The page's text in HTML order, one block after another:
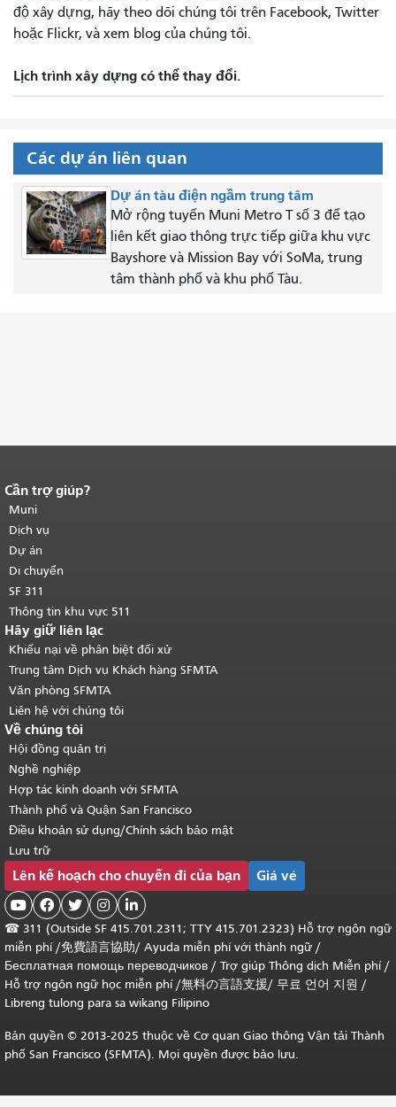
độ xây dựng, hãy theo dõi chúng tôi trên Facebook, Twitter
hoặc Flickr, và xem blog của chúng tôi.
Lịch trình xây dựng có thể thay đổi.
Các dự án liên quan
Dự án tàu điện ngầm trung tâm
Mở rộng tuyến Muni Metro T số 3 để tạo
liên kết giao thông trực tiếp giữa khu vực
Bayshore và Mission Bay với SoMa, trung
tâm thành phố và khu phố Tàu.
Kết thúc nội dung trang.
của trang này được lặp lại trên mọi
trang.Quay lại đầu trang nội dung
chính.
Cần trợ giúp?
Muni
Dịch vụ
Dự án
Di chuyển
SF 311
Thông tin khu vực 511
Hãy giữ liên lạc
Khiếu nại về phân biệt đối xử
Trung tâm Dịch vụ Khách hàng SFMTA
Văn phòng SFMTA
Liên hệ với chúng tôi
Về chúng tôi
Hội đồng quản trị
Nghề nghiệp
Hợp tác kinh doanh với SFMTA
Thành phố và Quận San Francisco
Điều khoản sử dụng/Chính sách bảo mật
Lưu trữ
Lên kế hoạch cho chuyến đi của bạn Giá vé
    
☎ 311 (Outside SF 415.701.2311; TTY 415.701.2323) Hỗ trợ ngôn ngữ
miễn phí /免費語言協助/ Ayuda miễn phí với thành ngữ /
Бесплатная помощь переводчиков / Trợ giúp Thông dịch Miễn phí/
Hỗ trợ ngôn ngữ học miễn phí/無料の言語支援/ 무료 언어 지원 /
Libreng tulong para sa wikang Filipino
Bản quyền © 2013-2025 thuộc về Cơ quan Giao thông Vận tải Thành
phố San Francisco (SFMTA). Mọi quyền được bảo lưu.